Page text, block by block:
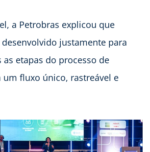
a Petrobras explicou que
justamente para
etapas do processo de
fluxo único, rastreável e